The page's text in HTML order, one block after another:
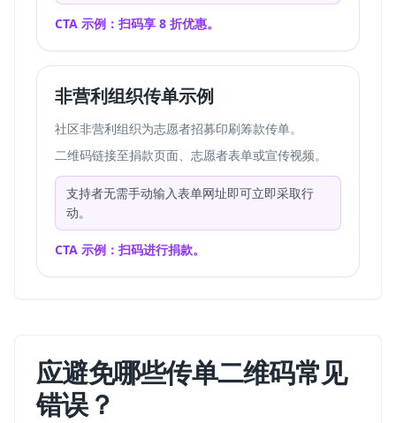
CTA 示例：扫码享 8 折优惠。
非营利组织传单示例
社区非营利组织为志愿者招募印刷筹款传单。
二维码链接至捐款页面、志愿者表单或宣传视频。
支持者无需手动输入表单网址即可立即采取行
动。
CTA 示例：扫码进行捐款。
应避免哪些传单二维码常见
错误？